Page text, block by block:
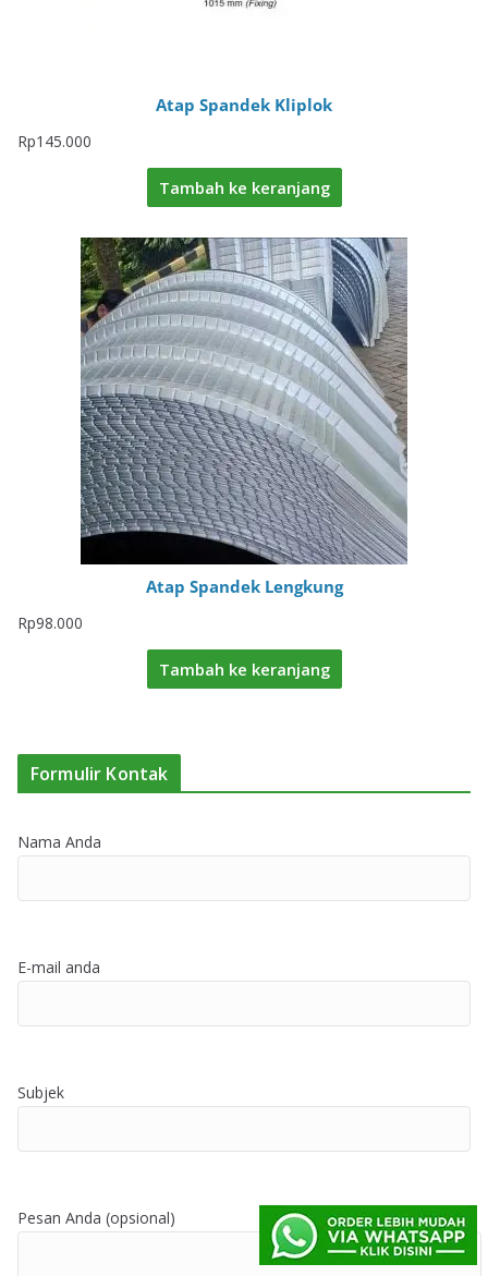
Atap Spandek Kliplok
Rp145.000
Tambah ke keranjang
Atap Spandek Lengkung
Rp98.000
Tambah ke keranjang
Formulir Kontak
Nama Anda
E-mail anda
Subjek
Pesan Anda (opsional)